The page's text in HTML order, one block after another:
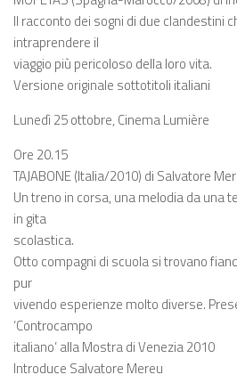
Il racconto dei sogni di due clandestini
intraprendere il
viaggio più pericoloso della loro vita.
Versione originale sottotitoli italiani
Lunedì 25 ottobre, Cinema Lumière
Ore 20.15
TAJABONE (Italia/2010) di Salvatore
Un treno in corsa, una melodia da una
in gita
scolastica.
Otto compagni di scuola si trovano
pur
vivendo esperienze molto diverse.
‘Controcampo
italiano’ alla Mostra di Venezia 2010
Introduce Salvatore Mereu